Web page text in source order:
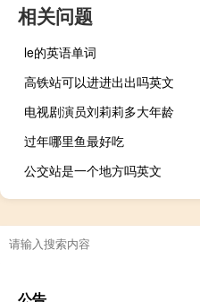
相关问题
le的英语单词
高铁站可以进进出出吗英文
电视剧演员刘莉莉多大年龄
过年哪里鱼最好吃
公交站是一个地方吗英文